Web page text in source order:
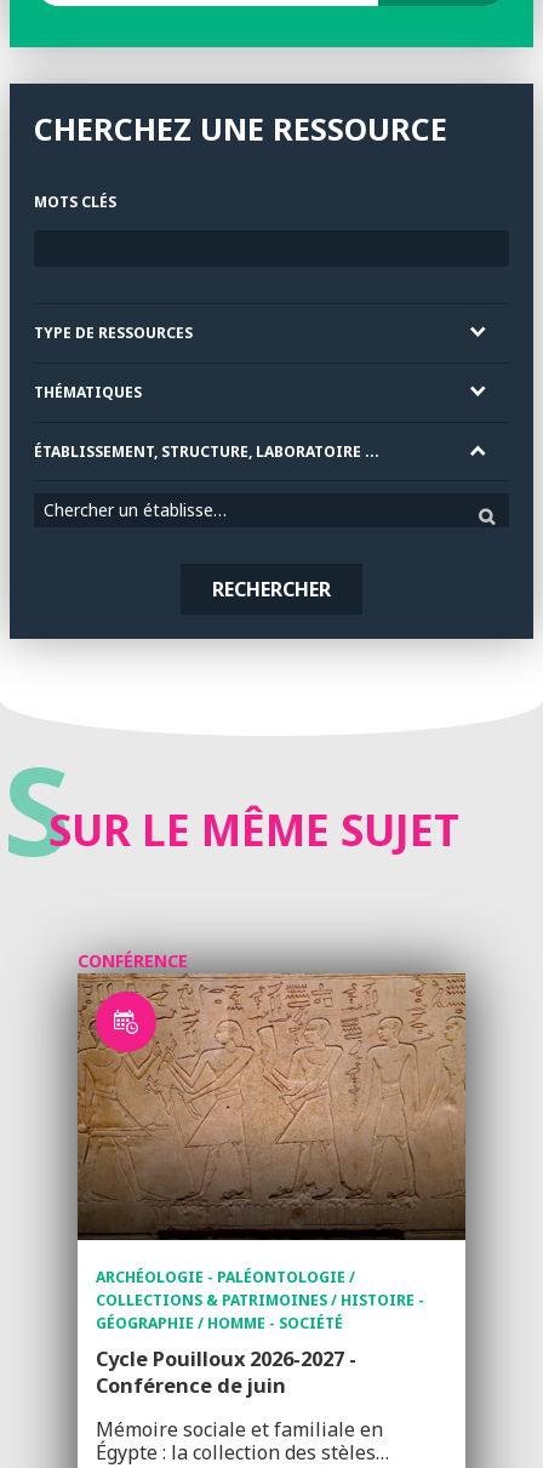
CHERCHEZ UNE RESSOURCE
MOTS CLÉS
TYPE DE RESSOURCES
THÉMATIQUES
ÉTABLISSEMENT, STRUCTURE, LABORATOIRE ...
Chercher un établissement
RECHERCHER
SSUR LE MÊME SUJET
CONFÉRENCE
ARCHÉOLOGIE - PALÉONTOLOGIE /
COLLECTIONS & PATRIMOINES / HISTOIRE -
GÉOGRAPHIE / HOMME - SOCIÉTÉ
Cycle Pouilloux 2026-2027 -
Conférence de juin
Mémoire sociale et familiale en
Égypte : la collection des stèles…